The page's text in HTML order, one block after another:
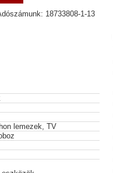
18733808-1-13
lemezek, TV